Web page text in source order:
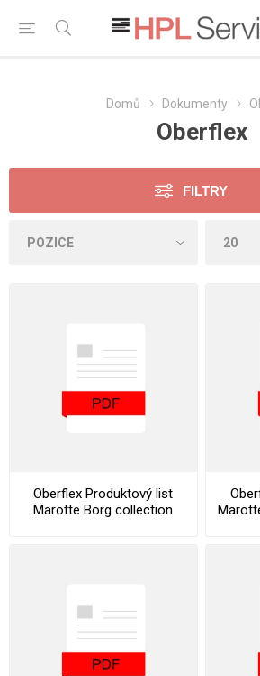
Domů Dokumenty
Oberflex
FILTRY
Oberflex Produktový list
Marotte Borg collection